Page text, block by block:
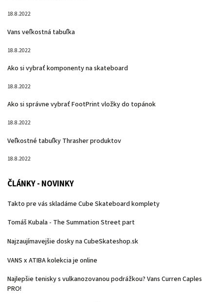
18.8.2022
Vans veľkostná tabuľka
18.8.2022
Ako si vybrať komponenty na skateboard
18.8.2022
Ako si správne vybrať FootPrint vložky do topánok
18.8.2022
Veľkostné tabuľky Thrasher produktov
18.8.2022
ČLÁNKY - NOVINKY
Takto pre vás skladáme Cube Skateboard komplety
Tomáš Kubala - The Summation Street part
Najzaujímavejšie dosky na CubeSkateshop.sk
VANS x ATIBA kolekcia je online
Najlepšie tenisky s vulkanozovanou podrážkou? Vans Curren Caples
PRO!